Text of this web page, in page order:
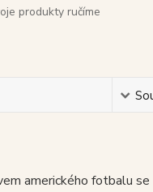
produkty ručíme
amerického fotbalu